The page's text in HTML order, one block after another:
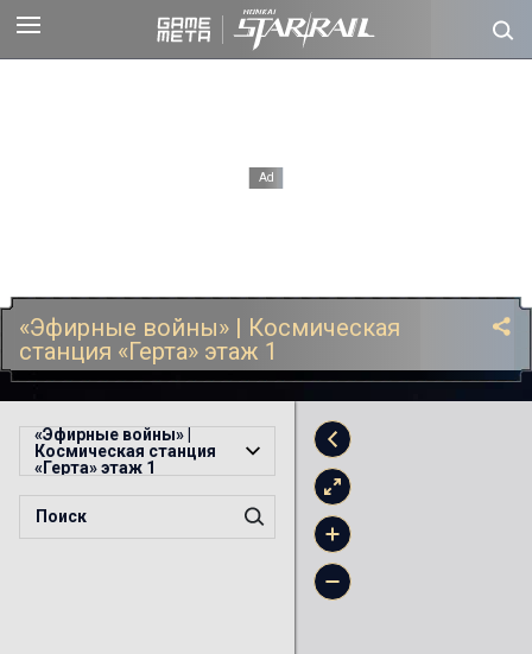
«Эфирные войны» | Космическая
станция «Герта» этаж 1
«Эфирные войны» |
Космическая станция
«Герта» этаж 1